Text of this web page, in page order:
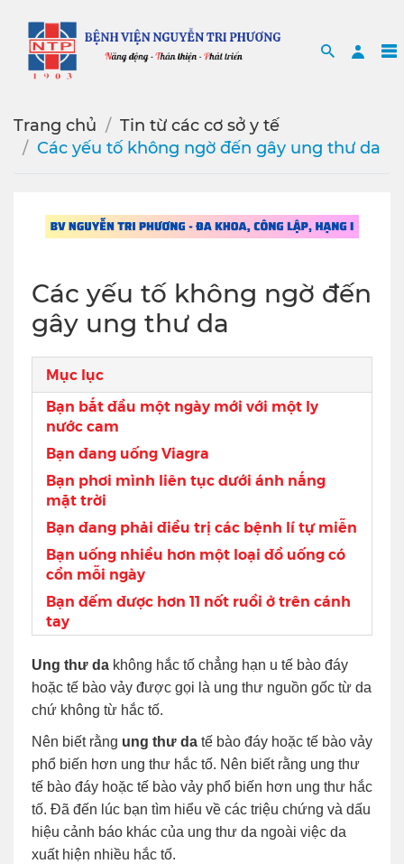
Search
Trang chủ
Tin từ các cơ sở y tế
Các yếu tố không ngờ đến gây ung thư da
Các yếu tố không ngờ đến
gây ung thư da
Mục lục
Bạn bắt đầu một ngày mới với một ly
nước cam
Bạn đang uống Viagra
Bạn phơi mình liên tục dưới ánh nắng
mặt trời
Bạn đang phải điều trị các bệnh lí tự miễn
Bạn uống nhiều hơn một loại đồ uống có
cồn mỗi ngày
Bạn đếm được hơn 11 nốt ruồi ở trên cánh
tay
Ung thư da không hắc tố chẳng hạn u tế bào đáy
hoặc tế bào vảy được gọi là ung thư nguồn gốc từ da
chứ không từ hắc tố.
Nên biết rằng ung thư da tế bào đáy hoặc tế bào vảy
phổ biến hơn ung thư hắc tố. Nên biết rằng ung thư
tế bào đáy hoặc tế bào vảy phổ biến hơn ung thư hắc
tố. Đã đến lúc bạn tìm hiểu về các triệu chứng và dấu
hiệu cảnh báo khác của ung thư da ngoài việc da
xuất hiện nhiều hắc tố.